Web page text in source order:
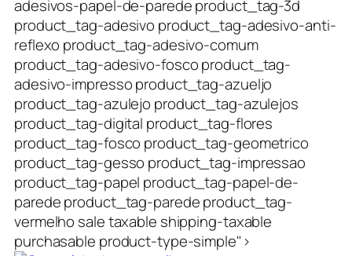
adesivos-papel-de-parede product_tag-3d
product_tag-adesivo product_tag-adesivo-anti-
reflexo product_tag-adesivo-comum
product_tag-adesivo-fosco product_tag-
adesivo-impresso product_tag-azueljo
product_tag-azulejo product_tag-azulejos
product_tag-digital product_tag-flores
product_tag-fosco product_tag-geometrico
product_tag-gesso product_tag-impressao
product_tag-papel product_tag-papel-de-
parede product_tag-parede product_tag-
vermelho sale taxable shipping-taxable
purchasable product-type-simple">